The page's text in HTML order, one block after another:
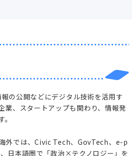
の公開などにデジタル技術を活用す
業、スタートアップも関わり、情報発
外では、Civic Tech、GovTech、e-p
本語圏で「政治×テクノロジー」を